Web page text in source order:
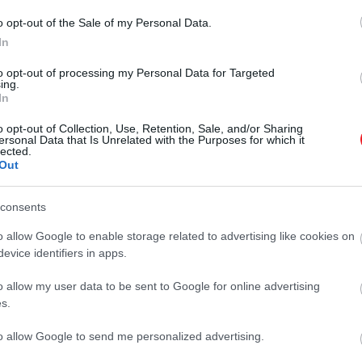
opt-out of the Sale of my Personal Data.
opt-out of processing my Personal Data for Targeted
opt-out of Collection, Use, Retention, Sale, and/or Sharing
Data that Is Unrelated with the Purposes for which it
allow Google to enable storage related to advertising like cookies on
identifiers in apps.
allow my user data to be sent to Google for online advertising
allow Google to send me personalized advertising.
a Time Out magazin gyűjtéseire
mindig számíthatunk: legyen szó a
vagy a legmagasabb idegenforgalmi
hiszen alapos kutatómunka előzi
meg a rangsorok eredményeit.
Most…
2025. MÁJUS 27. ● HAMU ÉS GYÉMÁNT
várost mára teljesen
elfelejtették…